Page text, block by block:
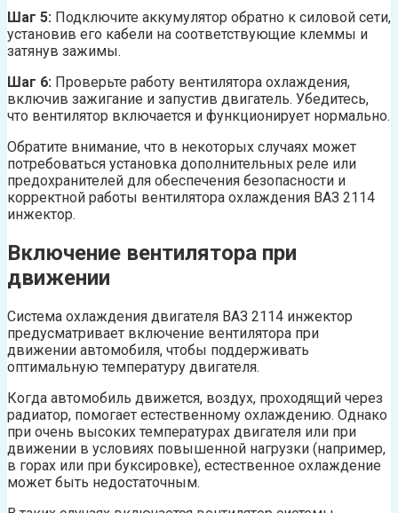
Шаг 5: Подключите аккумулятор обратно к силовой сети,
установив его кабели на соответствующие клеммы и
затянув зажимы.
Шаг 6: Проверьте работу вентилятора охлаждения,
включив зажигание и запустив двигатель. Убедитесь,
что вентилятор включается и функционирует нормально.
Обратите внимание, что в некоторых случаях может
потребоваться установка дополнительных реле или
предохранителей для обеспечения безопасности и
корректной работы вентилятора охлаждения ВАЗ 2114
инжектор.
Включение вентилятора при
движении
Система охлаждения двигателя ВАЗ 2114 инжектор
предусматривает включение вентилятора при
движении автомобиля, чтобы поддерживать
оптимальную температуру двигателя.
Когда автомобиль движется, воздух, проходящий через
радиатор, помогает естественному охлаждению. Однако
при очень высоких температурах двигателя или при
движении в условиях повышенной нагрузки (например,
в горах или при буксировке), естественное охлаждение
может быть недостаточным.